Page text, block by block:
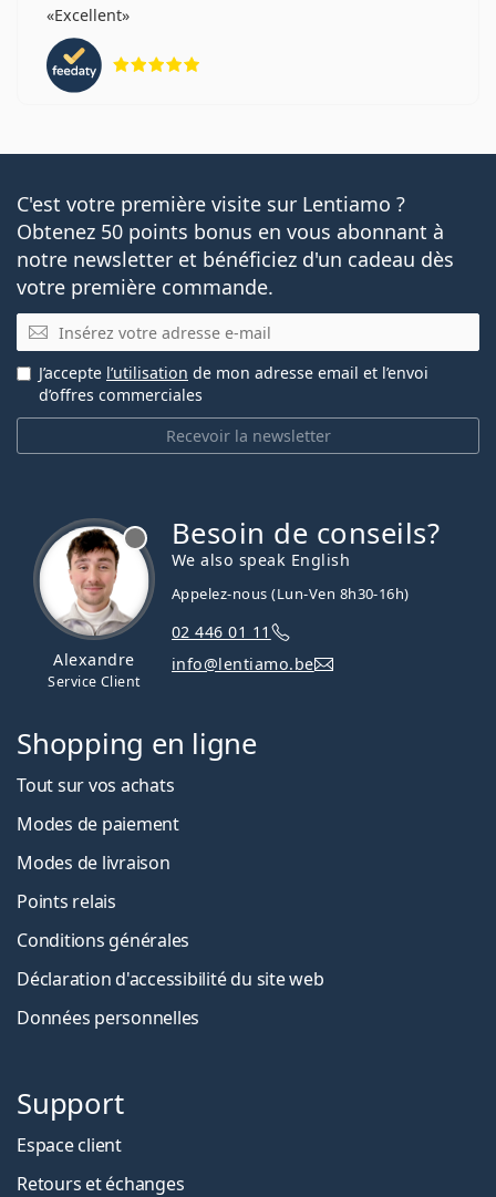
Excellent
C'est votre première visite sur Lentiamo ?
Obtenez 50 points bonus en vous abonnant à
notre newsletter et bénéficiez d'un cadeau dès
votre première commande.
E-mail
Recevoir la newsletter
J’accepte l’utilisation de mon adresse email et l’envoi
d’offres commerciales
Alexandre
Service Client
Besoin de conseils?
We also speak English
Appelez-nous (Lun-Ven 8h30-16h)
02 446 01 11
info@lentiamo.be
Shopping en ligne
Tout sur vos achats
Modes de paiement
Modes de livraison
Points relais
Conditions générales
Déclaration d'accessibilité du site web
Données personnelles
Support
Espace client
Retours et échanges